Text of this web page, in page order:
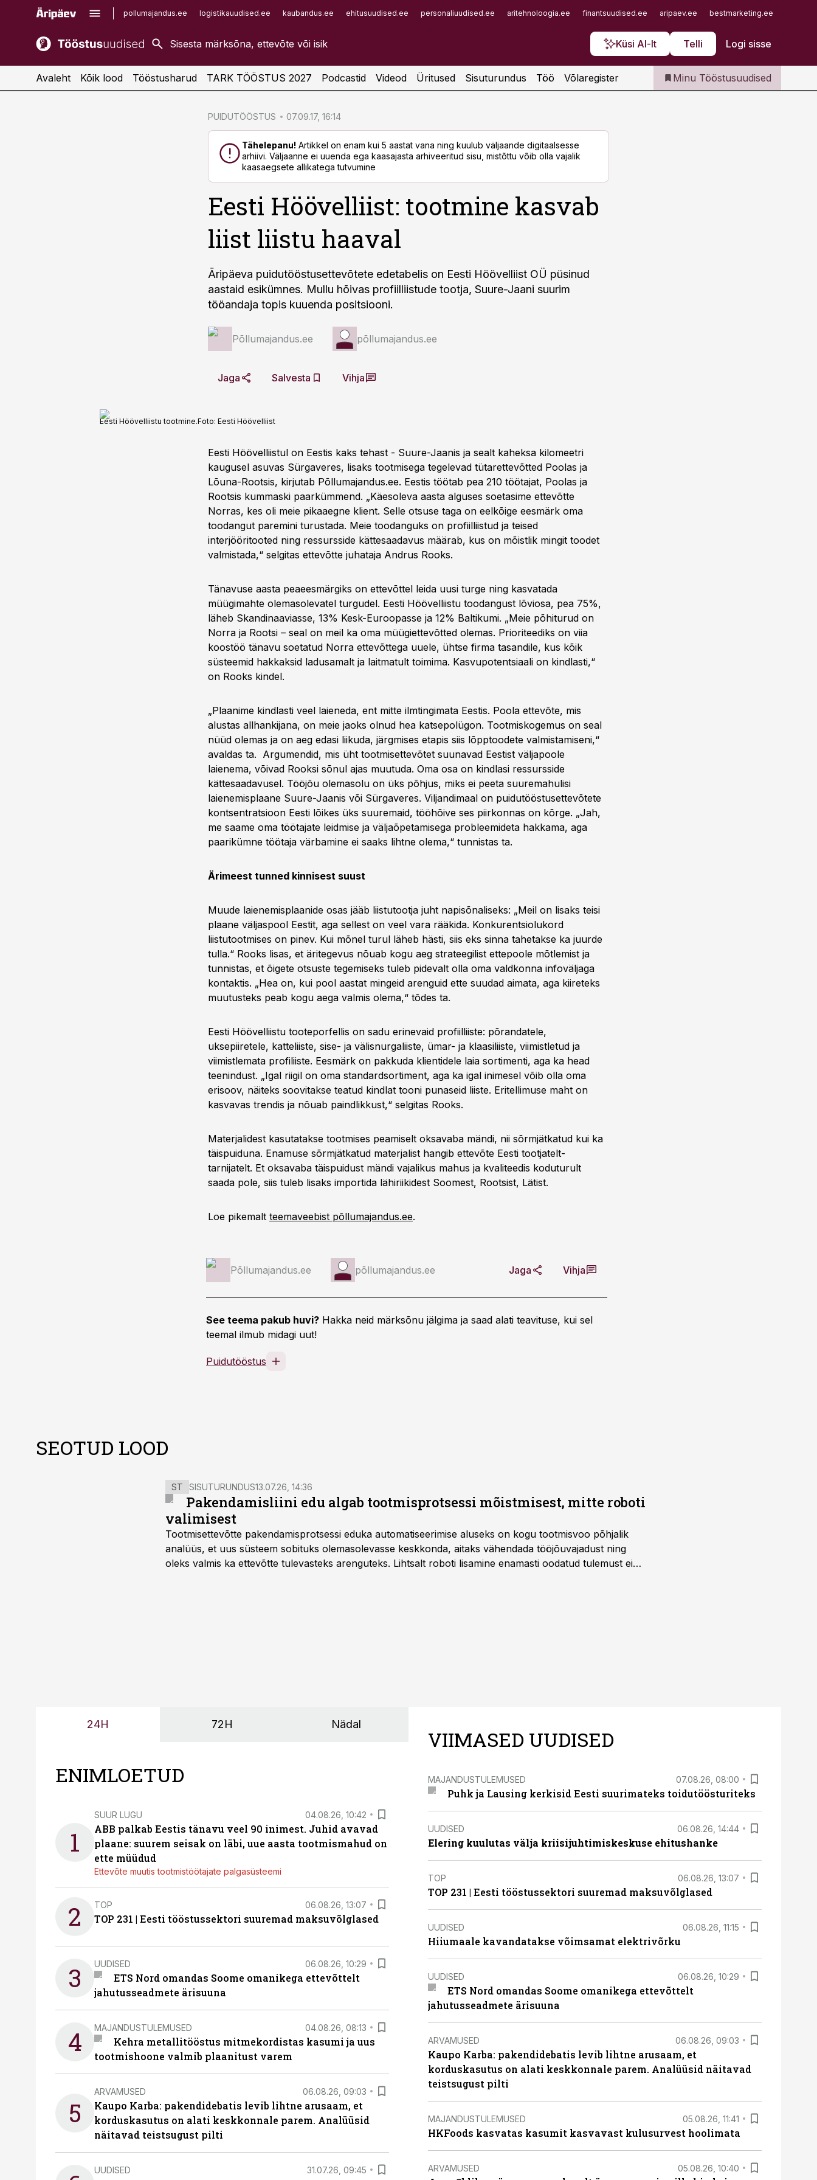
pollumajandus.ee logistikauudised.ee kaubandus.ee ehitusuudised.ee personaliuudised.ee aritehnoloogia.ee finantsuudised.ee aripaev.ee bestmarketing.ee
Küsi AI-lt Telli Logi sisse
kaubandus.ee
kinnisvarauudised.ee
imelineajalugu.ee
Infopank
Iseteenindus
Telli Tööstusuudised
Avaleht Kõik lood Tööstusharud TARK TÖÖSTUS 2027 Podcastid Videod Üritused Sisuturundus Töö Võlaregister Minu Tööstusuudised
PUIDUTÖÖSTUS 07.09.17, 16:14
Tähelepanu! Artikkel on enam kui 5 aastat vana ning kuulub väljaande digitaalsesse
arhiivi. Väljaanne ei uuenda ega kaasajasta arhiveeritud sisu, mistõttu võib olla vajalik
kaasaegsete allikatega tutvumine
Eesti Höövelliist: tootmine kasvab
liist liistu haaval
Äripäeva puidutööstusettevõtete edetabelis on Eesti Höövelliist OÜ püsinud
aastaid esikümnes. Mullu hõivas profiilliistude tootja, Suure-Jaani suurim
tööandaja topis kuuenda positsiooni.
Põllumajandus.ee põllumajandus.ee
Jaga Salvesta Vihja
Eesti Höövelliistu tootmine.Foto: Eesti Höövelliist
Eesti Höövelliistul on Eestis kaks tehast - Suure-Jaanis ja sealt kaheksa kilomeetri
kaugusel asuvas Sürgaveres, lisaks tootmisega tegelevad tütarettevõtted Poolas ja
Lõuna-Rootsis, kirjutab Põllumajandus.ee. Eestis töötab pea 210 töötajat, Poolas ja
Rootsis kummaski paarkümmend. „Käesoleva aasta alguses soetasime ettevõtte
Norras, kes oli meie pikaaegne klient. Selle otsuse taga on eelkõige eesmärk oma
toodangut paremini turustada. Meie toodanguks on profiilliistud ja teised
interjööritooted ning ressursside kättesaadavus määrab, kus on mõistlik mingit toodet
valmistada,“ selgitas ettevõtte juhataja Andrus Rooks.
Tänavuse aasta peaeesmärgiks on ettevõttel leida uusi turge ning kasvatada
müügimahte olemasolevatel turgudel. Eesti Höövelliistu toodangust lõviosa, pea 75%,
läheb Skandinaaviasse, 13% Kesk-Euroopasse ja 12% Baltikumi. „Meie põhiturud on
Norra ja Rootsi – seal on meil ka oma müügiettevõtted olemas. Prioriteediks on viia
koostöö tänavu soetatud Norra ettevõttega uuele, ühtse firma tasandile, kus kõik
süsteemid hakkaksid ladusamalt ja laitmatult toimima. Kasvupotentsiaali on kindlasti,“
on Rooks kindel.
„Plaanime kindlasti veel laieneda, ent mitte ilmtingimata Eestis. Poola ettevõte, mis
alustas allhankijana, on meie jaoks olnud hea katsepolügon. Tootmiskogemus on seal
nüüd olemas ja on aeg edasi liikuda, järgmises etapis siis lõpptoodete valmistamiseni,“
avaldas ta. Argumendid, mis üht tootmisettevõtet suunavad Eestist väljapoole
laienema, võivad Rooksi sõnul ajas muutuda. Oma osa on kindlasi ressursside
kättesaadavusel. Tööjõu olemasolu on üks põhjus, miks ei peeta suuremahulisi
laienemisplaane Suure-Jaanis või Sürgaveres. Viljandimaal on puidutööstusettevõtete
kontsentratsioon Eesti lõikes üks suuremaid, tööhõive ses piirkonnas on kõrge. „Jah,
me saame oma töötajate leidmise ja väljaõpetamisega probleemideta hakkama, aga
paarikümne töötaja värbamine ei saaks lihtne olema,“ tunnistas ta.
Ärimeest tunned kinnisest suust
Muude laienemisplaanide osas jääb liistutootja juht napisõnaliseks: „Meil on lisaks teisi
plaane väljaspool Eestit, aga sellest on veel vara rääkida. Konkurentsiolukord
liistutootmises on pinev. Kui mõnel turul läheb hästi, siis eks sinna tahetakse ka juurde
tulla.“ Rooks lisas, et äritegevus nõuab kogu aeg strateegilist ettepoole mõtlemist ja
tunnistas, et õigete otsuste tegemiseks tuleb pidevalt olla oma valdkonna infoväljaga
kontaktis. „Hea on, kui pool aastat mingeid arenguid ette suudad aimata, aga kiireteks
muutusteks peab kogu aega valmis olema,“ tõdes ta.
Eesti Höövelliistu tooteporfellis on sadu erinevaid profiilliiste: põrandatele,
uksepiiretele, katteliiste, sise- ja välisnurgaliiste, ümar- ja klaasiliiste, viimistletud ja
viimistlemata profiliiste. Eesmärk on pakkuda klientidele laia sortimenti, aga ka head
teenindust. „Igal riigil on oma standardsortiment, aga ka igal inimesel võib olla oma
erisoov, näiteks soovitakse teatud kindlat tooni punaseid liiste. Eritellimuse maht on
kasvavas trendis ja nõuab paindlikkust,“ selgitas Rooks.
Materjalidest kasutatakse tootmises peamiselt oksavaba mändi, nii sõrmjätkatud kui ka
täispuiduna. Enamuse sõrmjätkatud materjalist hangib ettevõte Eesti tootjatelt-
tarnijatelt. Et oksavaba täispuidust mändi vajalikus mahus ja kvaliteedis koduturult
saada pole, siis tuleb lisaks importida lähiriikidest Soomest, Rootsist, Lätist.
Loe pikemalt teemaveebist põllumajandus.ee.
Põllumajandus.ee põllumajandus.ee Jaga Vihja
See teema pakub huvi? Hakka neid märksõnu jälgima ja saad alati teavituse, kui sel
teemal ilmub midagi uut!
Puidutööstus
SEOTUD LOOD
ST SISUTURUNDUS13.07.26, 14:36
Pakendamisliini edu algab tootmisprotsessi mõistmisest, mitte roboti
valimisest
Tootmisettevõtte pakendamisprotsessi eduka automatiseerimise aluseks on kogu tootmisvoo põhjalik
analüüs, et uus süsteem sobituks olemasolevasse keskkonda, aitaks vähendada tööjõuvajadust ning
oleks valmis ka ettevõtte tulevasteks arenguteks. Lihtsalt roboti lisamine enamasti oodatud tulemust ei
24H 72H Nädal
ENIMLOETUD
1
SUUR LUGU 04.08.26, 10:42
ABB palkab Eestis tänavu veel 90 inimest. Juhid avavad
plaane: suurem seisak on läbi, uue aasta tootmismahud on
ette müüdud
Ettevõte muutis tootmistöötajate palgasüsteemi
2 TOP 06.08.26, 13:07
TOP 231 | Eesti tööstussektori suuremad maksuvõlglased
3 UUDISED 06.08.26, 10:29
ETS Nord omandas Soome omanikega ettevõttelt
jahutusseadmete ärisuuna
4 MAJANDUSTULEMUSED 04.08.26, 08:13
Kehra metallitööstus mitmekordistas kasumi ja uus
tootmishoone valmib plaanitust varem
5
ARVAMUSED 06.08.26, 09:03
Kaupo Karba: pakendidebatis levib lihtne arusaam, et
korduskasutus on alati keskkonnale parem. Analüüsid
näitavad teistsugust pilti
UUDISED 31.07.26, 09:45
VIIMASED UUDISED
MAJANDUSTULEMUSED 07.08.26, 08:00
Puhk ja Lausing kerkisid Eesti suurimateks toidutöösturiteks
UUDISED 06.08.26, 14:44
Elering kuulutas välja kriisijuhtimiskeskuse ehitushanke
TOP 06.08.26, 13:07
TOP 231 | Eesti tööstussektori suuremad maksuvõlglased
UUDISED 06.08.26, 11:15
Hiiumaale kavandatakse võimsamat elektrivõrku
UUDISED 06.08.26, 10:29
ETS Nord omandas Soome omanikega ettevõttelt
jahutusseadmete ärisuuna
ARVAMUSED 06.08.26, 09:03
Kaupo Karba: pakendidebatis levib lihtne arusaam, et
korduskasutus on alati keskkonnale parem. Analüüsid näitavad
teistsugust pilti
MAJANDUSTULEMUSED 05.08.26, 11:41
HKFoods kasvatas kasumit kasvavast kulusurvest hoolimata
ARVAMUSED 05.08.26, 10:40